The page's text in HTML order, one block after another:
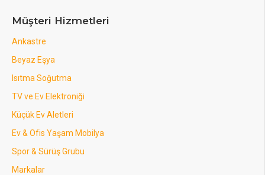
Müşteri Hizmetleri
Ankastre
Beyaz Eşya
Isıtma Soğutma
TV ve Ev Elektroniği
Küçük Ev Aletleri
Ev & Ofis Yaşam Mobilya
Spor & Sürüş Grubu
Markalar